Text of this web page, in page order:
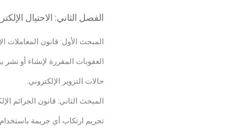
الفصل الثاني: الاحتيال
المبحث الأول: قانون المعاملات
العقوبات المقررة لإنشاء أو نشر
حالات التزوير الإلكتروني.
المبحث الثاني: قانون الجرائم
تجريم ارتكاب أي جريمة